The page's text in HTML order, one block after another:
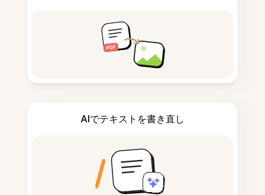
AIでテキストを書き直し